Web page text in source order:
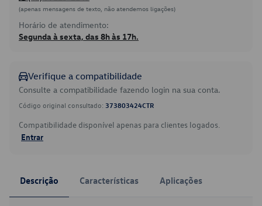
(apenas mensagens de texto, não atendemos ligações)
Horário de atendimento:
Segunda à sexta, das 8h às 17h.
Verifique a compatibilidade
Consulte a compatibilidade fazendo login na sua conta.
Código original consultado: 373803424CTR
Compatibilidade disponível apenas para clientes logados.
Entrar
Descrição Características Aplicações